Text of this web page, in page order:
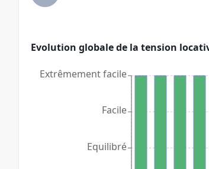
Evolution globale de la tension
Equilibré
Facile
Extrêmement facile